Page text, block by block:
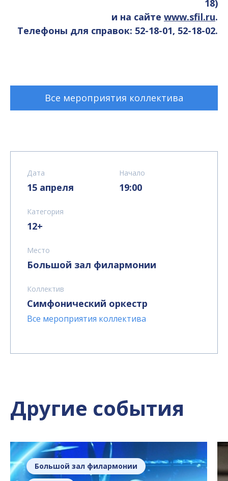
18)
и на сайте www.sfil.ru.
Телефоны для справок: 52-18-01, 52-18-02.
Все мероприятия коллектива
Дата
15 апреля
Начало
19:00
Категория
12+
Место
Большой зал филармонии
Коллектив
Симфонический оркестр
Все мероприятия коллектива
Другие события
Большой зал филармонии